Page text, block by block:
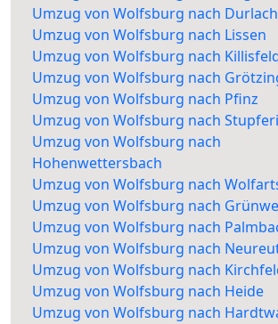
Umzug von Wolfsburg nach Durlach
Umzug von Wolfsburg nach Lissen
Umzug von Wolfsburg nach
Umzug von Wolfsburg nach
Umzug von Wolfsburg nach Pfinz
Umzug von Wolfsburg nach
Umzug von Wolfsburg nach
Hohenwettersbach
Umzug von Wolfsburg nach
Umzug von Wolfsburg nach
Umzug von Wolfsburg nach
Umzug von Wolfsburg nach
Umzug von Wolfsburg nach
Umzug von Wolfsburg nach Heide
Umzug von Wolfsburg nach